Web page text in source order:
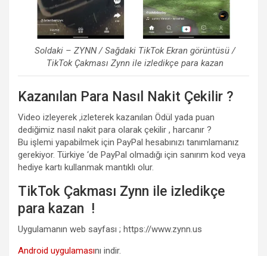
Soldaki – ZYNN / Sağdaki TikTok Ekran görüntüsü /
TikTok Çakması Zynn ile izledikçe para kazan
Kazanılan Para Nasıl Nakit Çekilir ?
Video izleyerek ,izleterek kazanılan Ödül yada puan
dediğimiz nasıl nakit para olarak çekilir , harcanır ?
Bu işlemi yapabilmek için PayPal hesabınızı tanımlamanız
gerekiyor. Türkiye ‘de PayPal olmadığı için sanırım kod veya
hediye kartı kullanmak mantıklı olur.
TikTok Çakması Zynn ile izledikçe
para kazan !
Uygulamanın web sayfası ; https://www.zynn.us
Android uygulamasını indir.